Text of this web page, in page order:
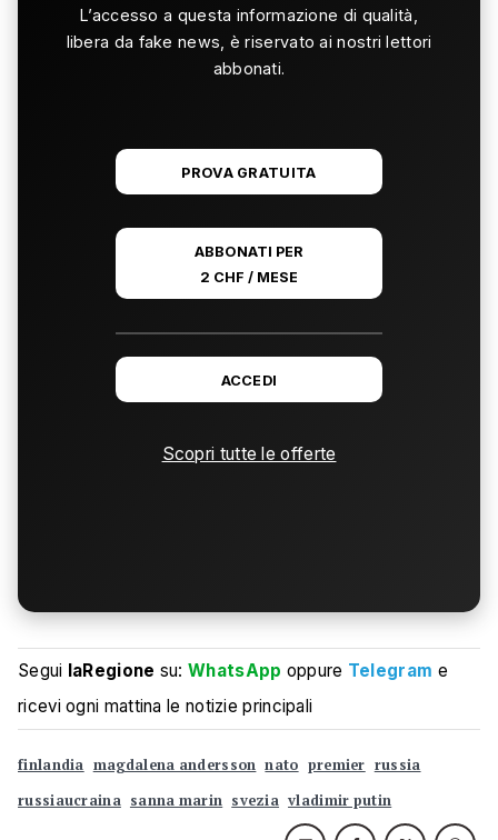
L’accesso a questa informazione di qualità,
libera da fake news, è riservato ai nostri lettori
abbonati.
PROVA GRATUITA
ABBONATI PER
2 CHF / MESE
ACCEDI
Scopri tutte le offerte
Segui laRegione su:WhatsApp oppure Telegram e
ricevi ogni mattina le notizie principali
finlandia magdalena andersson nato premier russia
russiaucraina sanna marin svezia vladimir putin